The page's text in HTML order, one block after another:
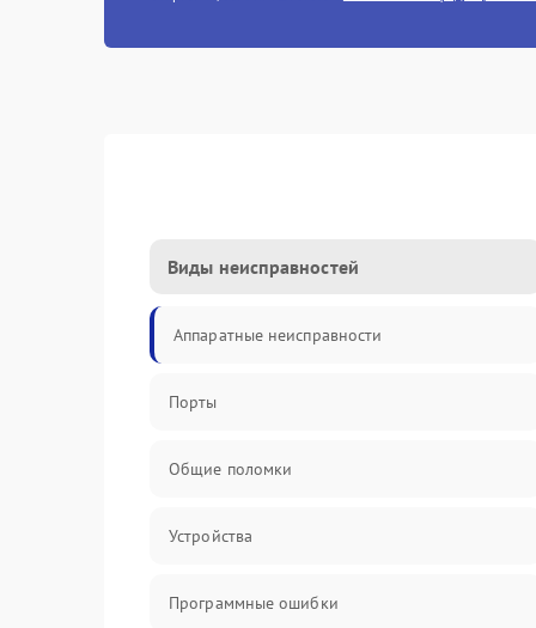
Виды неисправностей
Аппаратные неисправности
Порты
Общие поломки
Устройства
Программные ошибки